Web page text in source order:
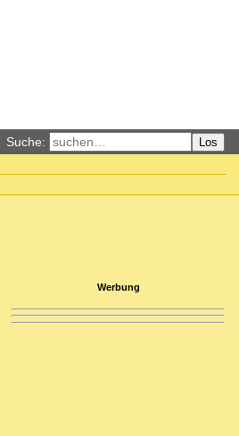
Suche: Los
Werbung